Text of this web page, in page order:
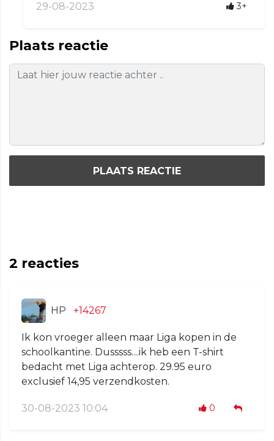
29-08-2023 3+
Plaats reactie
PLAATS REACTIE
2 reacties
HP +14267
Ik kon vroeger alleen maar Liga kopen in de
schoolkantine. Dusssss....ik heb een T-shirt
bedacht met Liga achterop. 29.95 euro
exclusief 14,95 verzendkosten.
30-08-2023 10:04 0